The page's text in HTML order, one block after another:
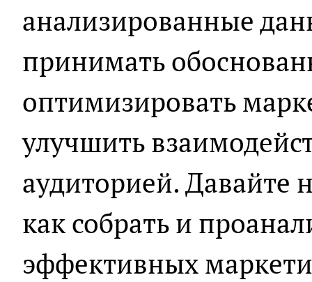
анализированные
принимать
оптимизировать
улучшить
аудиторией. Давайте
как собрать и
эффективных